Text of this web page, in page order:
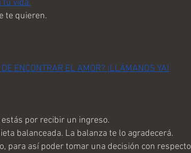
tu vida.
te quieren.
ENCONTRAR EL AMOR? ¡LLÁMANOS YA!
estás por recibir un ingreso.
balanceada. La balanza te lo agradecerá.
para así poder tomar una decisión con respecto